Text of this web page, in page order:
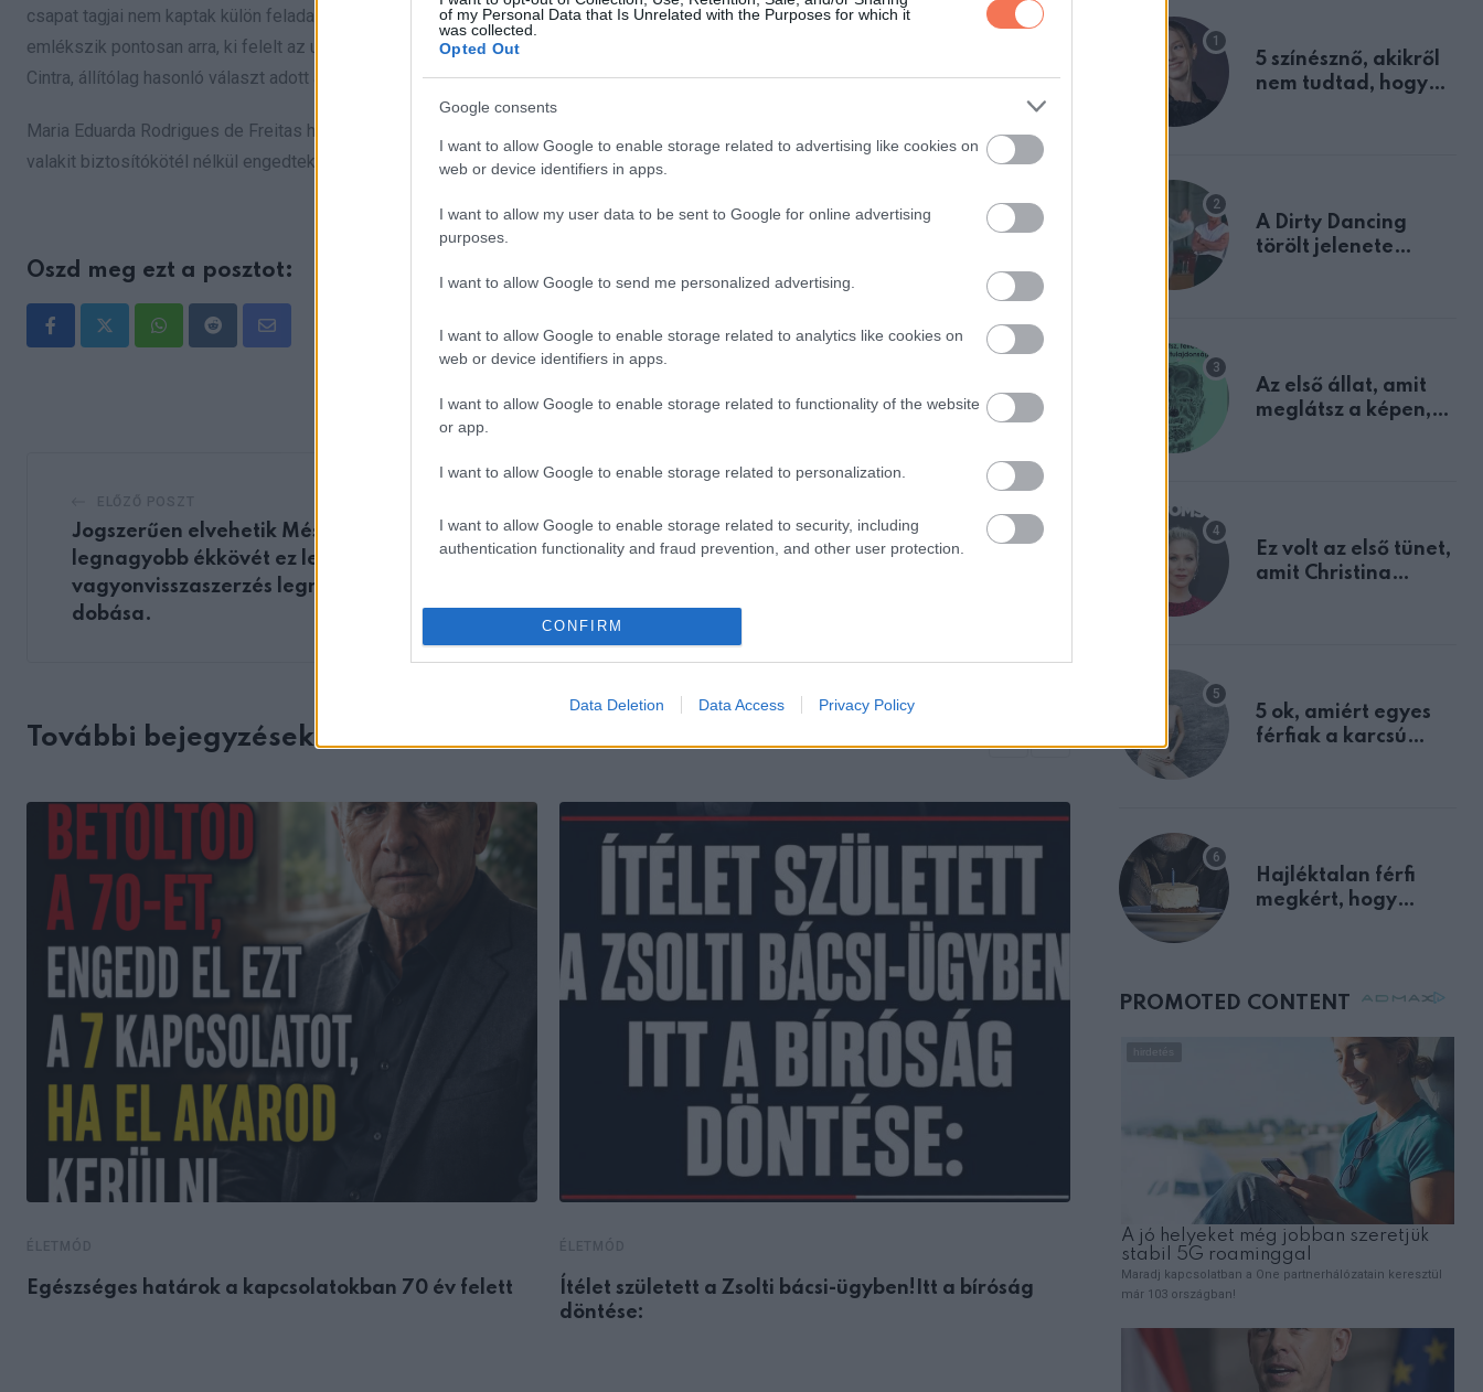
of my Personal Data that Is Unrelated with the Purposes for which it
was collected.
Opted Out
Google consents
I want to allow Google to enable storage related to advertising like cookies on
web or device identifiers in apps.
I want to allow my user data to be sent to Google for online advertising
purposes.
I want to allow Google to send me personalized advertising.
I want to allow Google to enable storage related to analytics like cookies on
web or device identifiers in apps.
I want to allow Google to enable storage related to functionality of the website
or app.
I want to allow Google to enable storage related to personalization.
I want to allow Google to enable storage related to security, including
authentication functionality and fraud prevention, and other user protection.
CONFIRM
Data Deletion Data Access Privacy Policy
csapat tagjai nem kaptak külön feladatokat az ugrások alatt, és az ellenőrzéseket közösen végezték. Elmondása szerint nem
emlékszik pontosan arra, ki felelt az utolsó biztonsági ellenőrzésért Maria ugrása előtt. Egy másik gyanúsított, Maicon Fernandes
Cintra, állítólag hasonló választ adott a nyomozóknak. Ügyvédjük, Rafael Gomes dos Santos, azt mondta: „Sokkos állapotban vannak.”
Maria Eduarda Rodrigues de Freitas halála megrázta a helyieket, és sok kérdést hagyott maga után arról, hogyan történhetett meg, hogy
valakit biztosítókötél nélkül engedtek le egy ilyen veszélyes programon.
Oszd meg ezt a posztot:
WhatsappRedditShare
Jogszerűen elvehetik Mészárosék egyik
legnagyobb ékkövét ez lesz a
vagyonvisszaszerzés legnagyobb
dobása.
KÖVETKEZŐ POSZT
Megszavazták az Alaptörvény-
További bejegyzések
Egészséges határok a kapcsolatokban 70 év felett
Ítélet született a Zsolti bácsi-ügyben!Itt a bíróság
döntése:
ÉLETMÓD
Válassz egy könyvet a három közül:
5 színésznő, akikről
nem tudtad, hogy
A Dirty Dancing
törölt jelenete
Az első állat, amit
meglátsz a képen,
Ez volt az első tünet,
amit Christina
5 ok, amiért egyes
férfiak a karcsú
Hajléktalan férfi
megkért, hogy
mellettem ült az első